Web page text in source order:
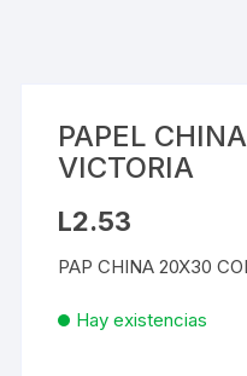
PAPEL
VICTORIA
L2.53
PAP CHINA 20X30
Hay existencias